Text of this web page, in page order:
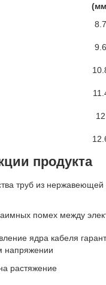
8.7
9.6
12
продукта
труб из нержавеющей
помех между
ядра кабеля
напряжении
растяжение